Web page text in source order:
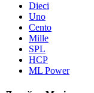
Dieci
Uno
Cento
Mille
SPL
HCP
ML Power